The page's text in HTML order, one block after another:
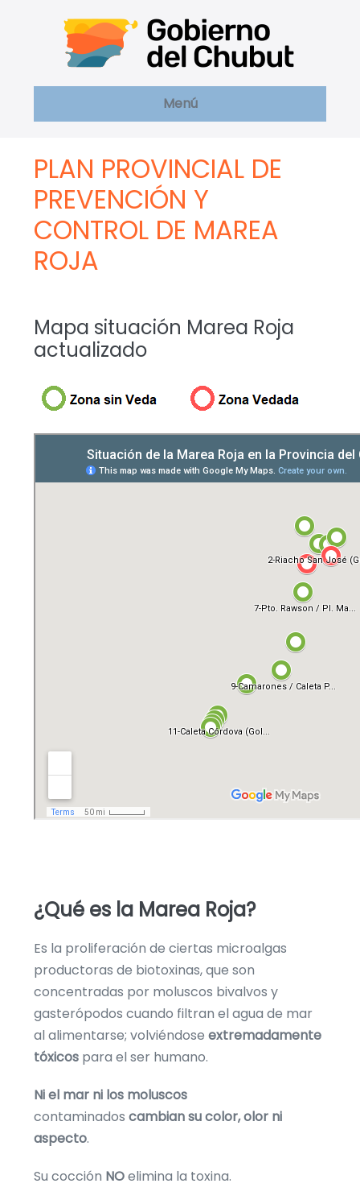
Menú
PLAN PROVINCIAL DE
PREVENCIÓN Y
CONTROL DE MAREA
ROJA
Mapa situación Marea Roja
actualizado
¿Qué es la Marea Roja?
Es la proliferación de ciertas microalgas
productoras de biotoxinas, que son
concentradas por moluscos bivalvos y
gasterópodos cuando filtran el agua de mar
al alimentarse; volviéndose extremadamente
tóxicos para el ser humano.
Ni el mar ni los moluscos
contaminados cambian su color, olor ni
aspecto.
Su cocción NOelimina la toxina.